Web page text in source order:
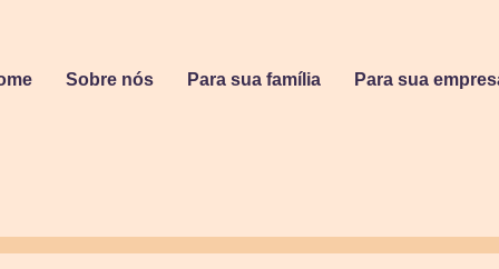
Sobre nós Para sua família Para sua